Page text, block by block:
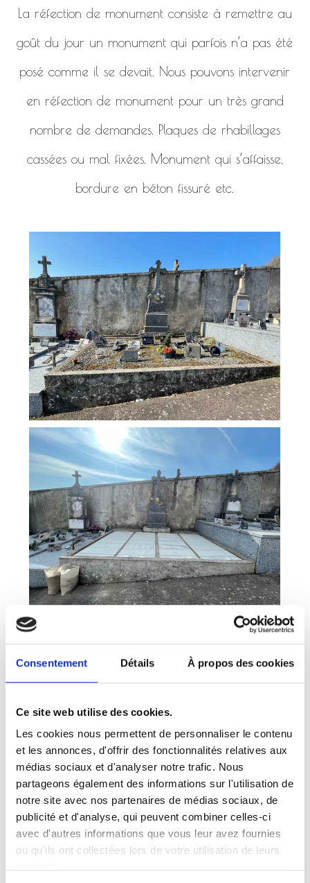
Consentement Détails À propos des cookies
Ce site web utilise des cookies.
Les cookies nous permettent de personnaliser le contenu
et les annonces, d'offrir des fonctionnalités relatives aux
médias sociaux et d'analyser notre trafic. Nous
partageons également des informations sur l'utilisation de
notre site avec nos partenaires de médias sociaux, de
publicité et d'analyse, qui peuvent combiner celles-ci
avec d'autres informations que vous leur avez fournies
ou qu'ils ont collectées lors de votre utilisation de leurs
La réfection de monument consiste à remettre au
goût du jour un monument qui parfois n’a pas été
posé comme il se devait. Nous pouvons intervenir
en réfection de monument pour un très grand
nombre de demandes. Plaques de rhabillages
cassées ou mal fixées. Monument qui s’affaisse,
bordure en béton fissuré etc.